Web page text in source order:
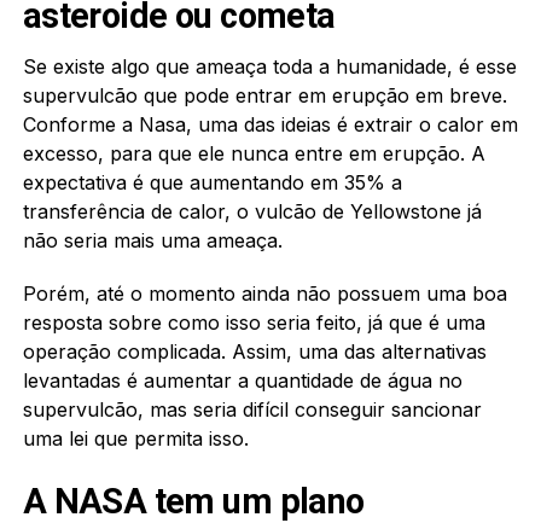
asteroide ou cometa
Se existe algo que ameaça toda a humanidade, é esse
supervulcão que pode entrar em erupção em breve.
Conforme a Nasa, uma das ideias é extrair o calor em
excesso, para que ele nunca entre em erupção. A
expectativa é que aumentando em 35% a
transferência de calor, o vulcão de Yellowstone já
não seria mais uma ameaça.
Porém, até o momento ainda não possuem uma boa
resposta sobre como isso seria feito, já que é uma
operação complicada. Assim, uma das alternativas
levantadas é aumentar a quantidade de água no
supervulcão, mas seria difícil conseguir sancionar
uma lei que permita isso.
A NASA tem um plano